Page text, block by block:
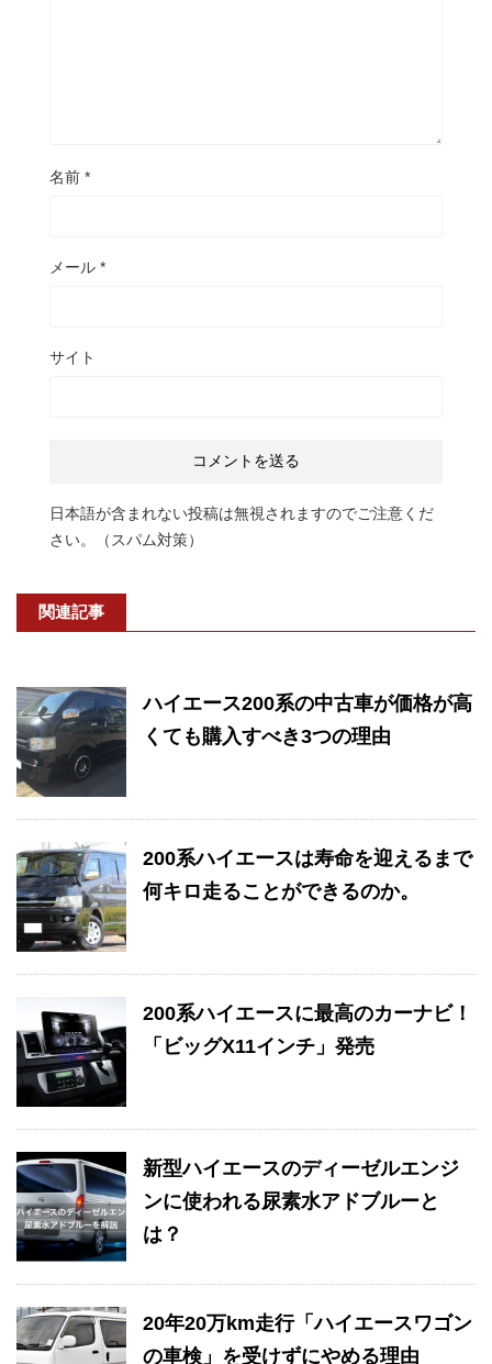
名前 *
メール *
サイト
日本語が含まれない投稿は無視されますのでご注意くだ
さい。（スパム対策）
関連記事
ハイエース200系の中古車が価格が高
くても購入すべき3つの理由
200系ハイエースは寿命を迎えるまで
何キロ走ることができるのか。
200系ハイエースに最高のカーナビ！
「ビッグX11インチ」発売
新型ハイエースのディーゼルエンジ
ンに使われる尿素水アドブルーと
は？
20年20万km走行「ハイエースワゴン
の車検」を受けずにやめる理由